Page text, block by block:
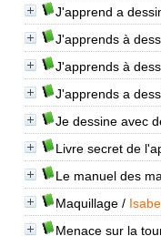
J'apprend a
J'apprends à
J'apprends à
J'apprends a
Je dessine avec
Livre secret de
Le manuel des
Maquillage/
Menace sur la